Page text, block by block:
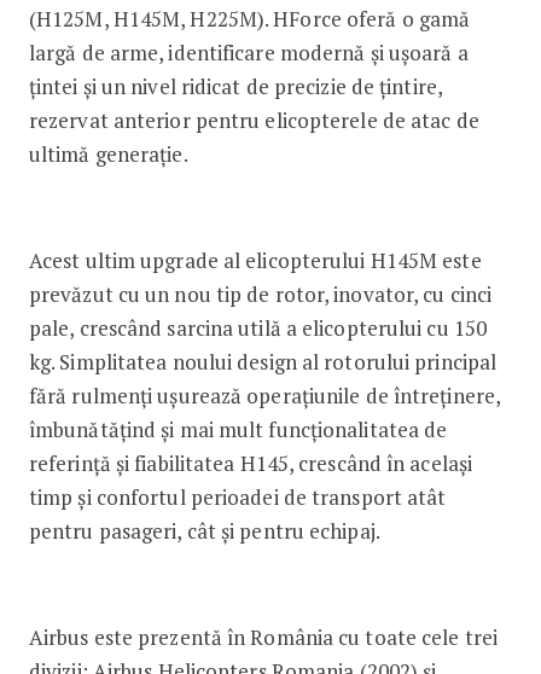
(H125M, H145M, H225M). HForce oferă o gamă
largă de arme, identificare modernă și ușoară a
țintei și un nivel ridicat de precizie de țintire,
rezervat anterior pentru elicopterele de atac de
ultimă generație.
Acest ultim upgrade al elicopterului H145M este
prevăzut cu un nou tip de rotor, inovator, cu cinci
pale, crescând sarcina utilă a elicopterului cu 150
kg. Simplitatea noului design al rotorului principal
fără rulmenți ușurează operațiunile de întreținere,
îmbunătățind și mai mult funcționalitatea de
referință și fiabilitatea H145, crescând în același
timp și confortul perioadei de transport atât
pentru pasageri, cât și pentru echipaj.
Airbus este prezentă în România cu toate cele trei